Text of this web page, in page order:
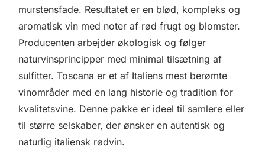
murstensfade. Resultatet er en blød, kompleks og
aromatisk vin med noter af rød frugt og blomster.
Producenten arbejder økologisk og følger
naturvinsprincipper med minimal tilsætning af
sulfitter. Toscana er et af Italiens mest berømte
vinområder med en lang historie og tradition for
kvalitetsvine. Denne pakke er ideel til samlere eller
til større selskaber, der ønsker en autentisk og
naturlig italiensk rødvin.